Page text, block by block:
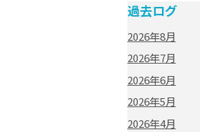
過去ログ
2026年8月
2026年7月
2026年6月
2026年5月
2026年4月